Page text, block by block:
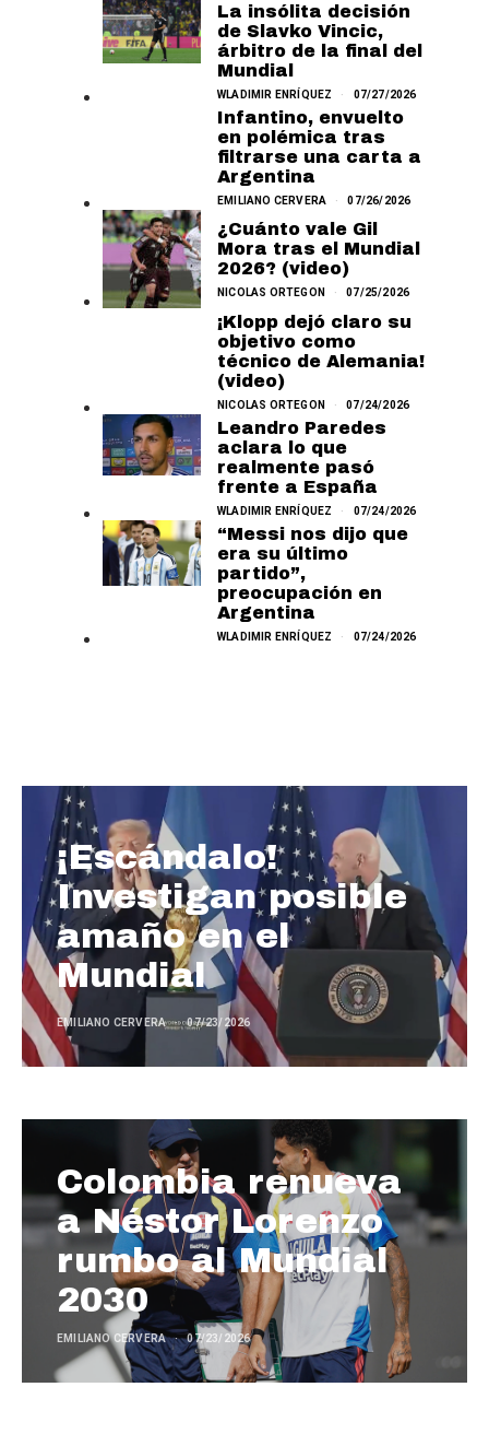
La insólita decisión
de Slavko Vincic,
árbitro de la final del
Mundial
WLADIMIR ENRÍQUEZ 07/27/2026
Infantino, envuelto
en polémica tras
filtrarse una carta a
Argentina
EMILIANO CERVERA 07/26/2026
¿Cuánto vale Gil
Mora tras el Mundial
2026? (video)
NICOLAS ORTEGON 07/25/2026
¡Klopp dejó claro su
objetivo como
técnico de Alemania!
(video)
NICOLAS ORTEGON 07/24/2026
Leandro Paredes
aclara lo que
realmente pasó
frente a España
WLADIMIR ENRÍQUEZ 07/24/2026
“Messi nos dijo que
era su último
partido”,
preocupación en
Argentina
WLADIMIR ENRÍQUEZ 07/24/2026
¡Escándalo!
Investigan posible
amaño en el
Mundial
EMILIANO CERVERA 07/23/2026
Colombia renueva
a Néstor Lorenzo
rumbo al Mundial
2030
EMILIANO CERVERA 07/23/2026